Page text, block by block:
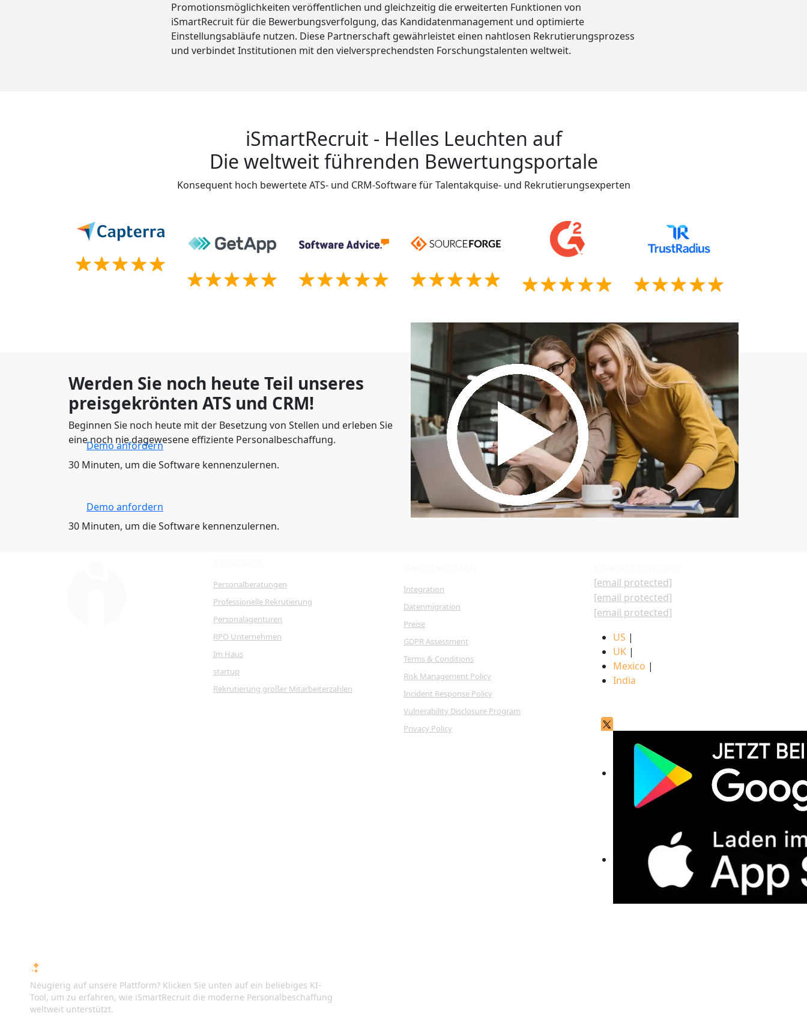
Promotionsmöglichkeiten veröffentlichen und gleichzeitig die erweiterten Funktionen von
iSmartRecruit für die Bewerbungsverfolgung, das Kandidatenmanagement und optimierte
Einstellungsabläufe nutzen. Diese Partnerschaft gewährleistet einen nahtlosen Rekrutierungsprozess
und verbindet Institutionen mit den vielversprechendsten Forschungstalenten weltweit.
iSmartRecruit - Helles Leuchten auf
Die weltweit führenden Bewertungsportale
Konsequent hoch bewertete ATS- und CRM-Software für Talentakquise- und Rekrutierungsexperten
Werden Sie noch heute Teil unseres
preisgekrönten ATS und CRM!
Beginnen Sie noch heute mit der Besetzung von Stellen und erleben Sie
eine noch nie dagewesene effiziente Personalbeschaffung.
Demo anfordern
30 Minuten, um die Software kennenzulernen.
Demo anfordern
30 Minuten, um die Software kennenzulernen.
Personalberatungen
Professionelle Rekrutierung
Personalagenturen
RPO Unternehmen
Im Haus
startup
Rekrutierung großer Mitarbeiterzahlen
Integration
Datenmigration
Preise
GDPR Assessment
Terms & Conditions
Risk Management Policy
Incident Response Policy
Vulnerability Disclosure Program
Privacy Policy
[email protected]
[email protected]
[email protected]
US |
UK |
Mexico |
India
Neugierig auf unsere Plattform? Klicken Sie unten auf ein beliebiges KI-
Tool, um zu erfahren, wie iSmartRecruit die moderne Personalbeschaffung
weltweit unterstützt.